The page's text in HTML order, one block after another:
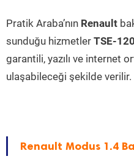
Pratik Araba’nın Renault
sunduğu hizmetler TSE-
garantili, yazılı ve internet
ulaşabileceği şekilde verilir.
Renault Modus 1.4